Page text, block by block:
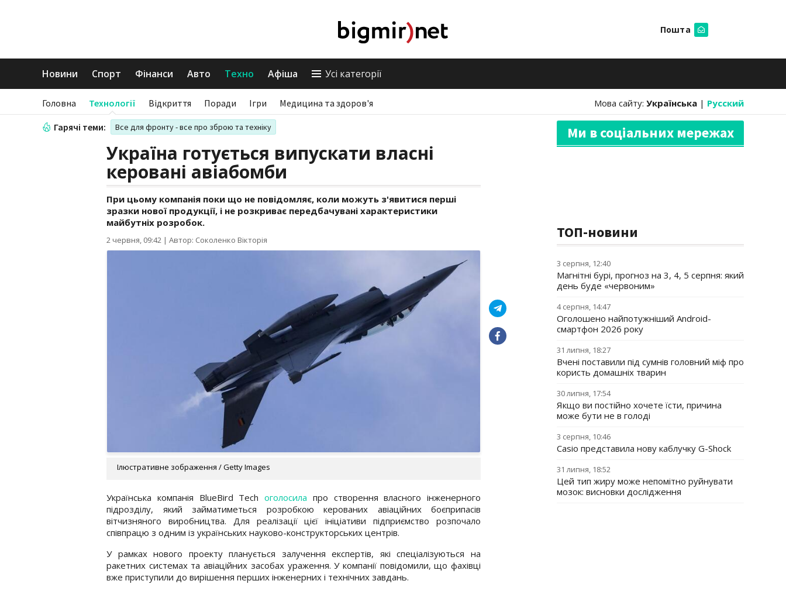
Пошта
Новини Спорт Фінанси Авто Техно Афіша Усі категорії
Головна Технології Відкриття Поради Ігри Медицина та здоров'я Мова сайту: Українська | Русский
Гарячі теми: Все для фронту - все про зброю та техніку
Україна готується випускати власні
керовані авіабомби
При цьому компанія поки що не повідомляє, коли можуть з'явитися перші
зразки нової продукції, і не розкриває передбачувані характеристики
майбутніх розробок.
2 червня, 09:42 | Автор: Соколенко Вікторія
Ілюстративне зображення / Getty Images
Українська компанія BlueBird Tech оголосила про створення власного інженерного
підрозділу, який займатиметься розробкою керованих авіаційних боєприпасів
вітчизняного виробництва. Для реалізації цієї ініціативи підприємство розпочало
співпрацю з одним із українських науково-конструкторських центрів.
У рамках нового проекту планується залучення експертів, які спеціалізуються на
ракетних системах та авіаційних засобах ураження. У компанії повідомили, що фахівці
вже приступили до вирішення перших інженерних і технічних завдань.
Ми в соціальних мережах
ТОП-новини
3 серпня, 12:40
Магнітні бурі, прогноз на 3, 4, 5 серпня: який
день буде «червоним»
4 серпня, 14:47
Оголошено найпотужніший Android-
смартфон 2026 року
31 липня, 18:27
Вчені поставили під сумнів головний міф про
користь домашніх тварин
30 липня, 17:54
Якщо ви постійно хочете їсти, причина
може бути не в голоді
3 серпня, 10:46
Casio представила нову каблучку G-Shock
31 липня, 18:52
Цей тип жиру може непомітно руйнувати
мозок: висновки дослідження